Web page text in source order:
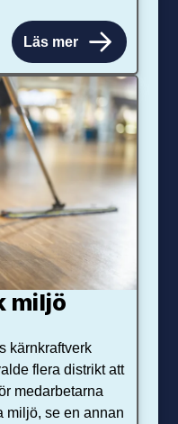
Läs mer
miljö
kärnkraftverk
flera distrikt att
medarbetarna
miljö, se en annan